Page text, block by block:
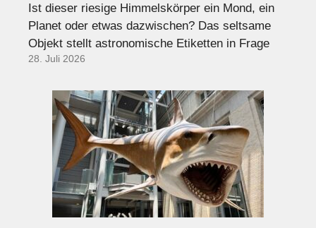
Ist dieser riesige Himmelskörper ein Mond, ein
Planet oder etwas dazwischen? Das seltsame
Objekt stellt astronomische Etiketten in Frage
28. Juli 2026